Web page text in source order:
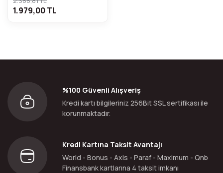
1.979,00 TL
%100 Güvenli Alışveriş
Kredi kartı bilgileriniz 256Bit SSL sertifikası ile
korunmaktadır.
Kredi Kartına Taksit Avantajı
World - Bonus - Axis - Paraf - Maximum - Qnb
Finansbank kartlarına 4 taksit imkanı